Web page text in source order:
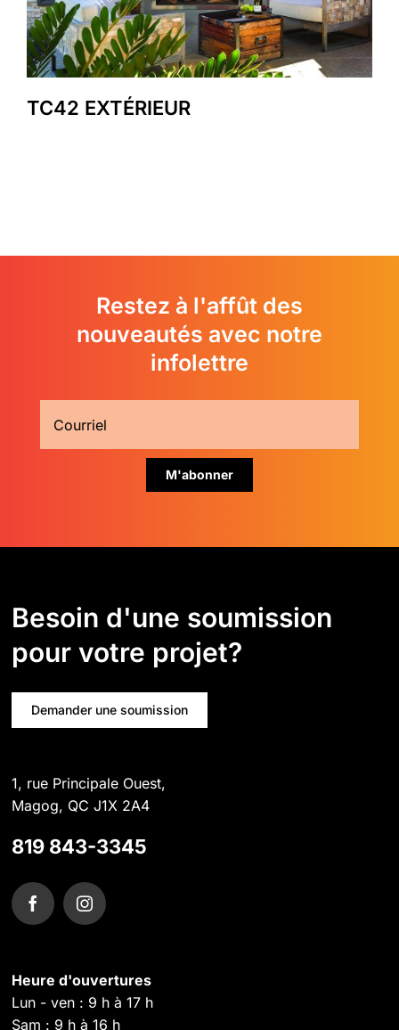
TC42 EXTÉRIEUR
Restez à l'affût des
nouveautés avec notre
infolettre
Besoin d'une soumission
pour votre projet?
Demander une soumission
1, rue Principale Ouest,
Magog, QC J1X 2A4
819 843-3345
Heure d'ouvertures
Lun - ven : 9 h à 17 h
Sam : 9 h à 16 h